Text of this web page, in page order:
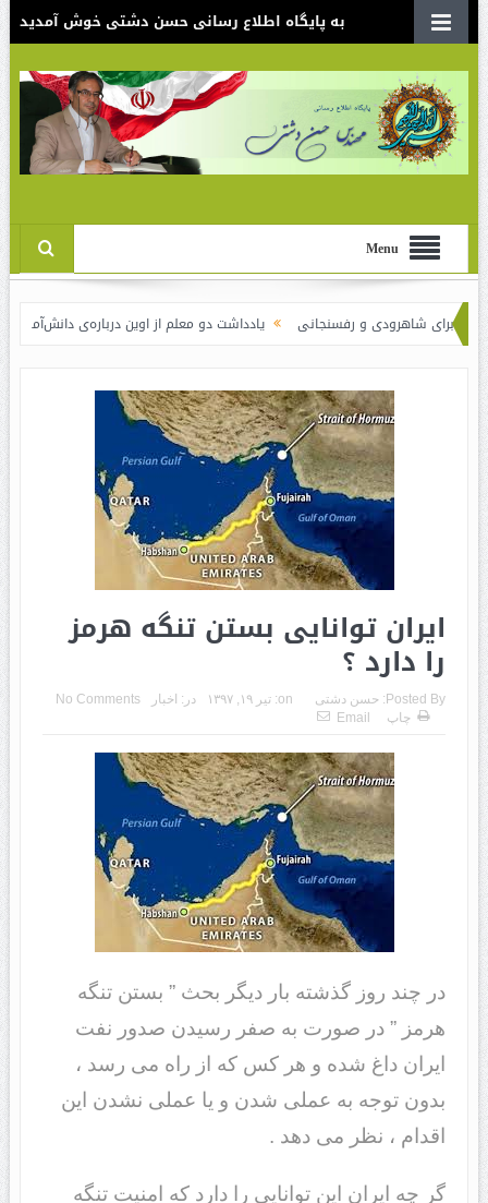
به پایگاه اطلاع رسانی حسن دشتی خوش آمدید
Menu
شاهرودی و رفسنجانی یادداشت دو معلم از اوین درباره‌ی دانش‌آموزانی که
ایران توانایی بستن تنگه هرمز
را دارد ؟
Posted By: حسن دشتی on: تیر ۱۹, ۱۳۹۷ در: اخبار
No Comments
چاپ
Email
در چند روز گذشته بار دیگر بحث ” بستن تنگه
هرمز ” در صورت به صفر رسیدن صدور نفت
ایران داغ شده و هر کس که از راه می رسد ،
بدون توجه به عملی شدن و یا عملی نشدن این
اقدام ، نظر می دهد .
گر چه ایران این توانایی را دارد که امنیت تنگه